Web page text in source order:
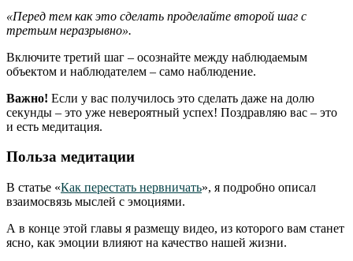
«Перед тем как это сделать проделайте второй шаг с
третьим неразрывно».
Включите третий шаг – осознайте между наблюдаемым
объектом и наблюдателем – само наблюдение.
Важно! Если у вас получилось это сделать даже на долю
секунды – это уже невероятный успех! Поздравляю вас – это
и есть медитация.
Польза медитации
В статье «Как перестать нервничать», я подробно описал
взаимосвязь мыслей с эмоциями.
А в конце этой главы я размещу видео, из которого вам станет
ясно, как эмоции влияют на качество нашей жизни.